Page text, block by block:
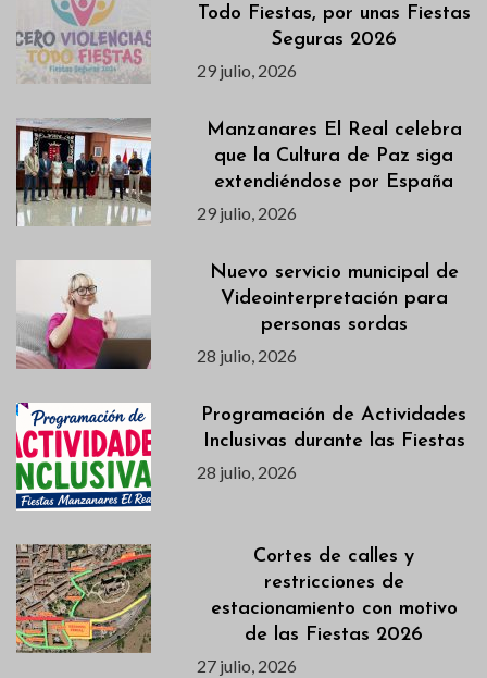
Todo Fiestas, por unas Fiestas
Seguras 2026
29 julio, 2026
Manzanares El Real celebra
que la Cultura de Paz siga
extendiéndose por España
29 julio, 2026
Nuevo servicio municipal de
Videointerpretación para
personas sordas
28 julio, 2026
Programación de Actividades
Inclusivas durante las Fiestas
28 julio, 2026
Cortes de calles y
restricciones de
estacionamiento con motivo
de las Fiestas 2026
27 julio, 2026